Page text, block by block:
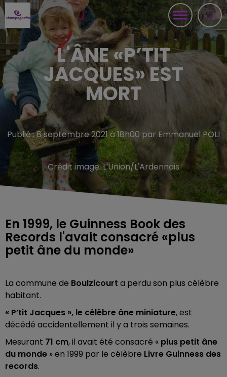
L'ÂNE «P’TIT
JACQUES» EST
MORT
Publié : 8 septembre 2021 à 18h00 par Emmanuel POLI
Crédit image:L'Union/L'Ardennais
En 1999, le Guinness Book des
Records l'avait consacré «plus
petit âne du monde»
La commune de Boulzicourt a perdu son plus célèbre
habitant.
« P’tit Jacques », le célèbre âne miniature, est
décédé accidentellement il y a trois semaines.
Mesurant 71 cm, il avait été consacré « plus petit âne
du monde » en 1999 par le célèbre Livre Guinness des
records.